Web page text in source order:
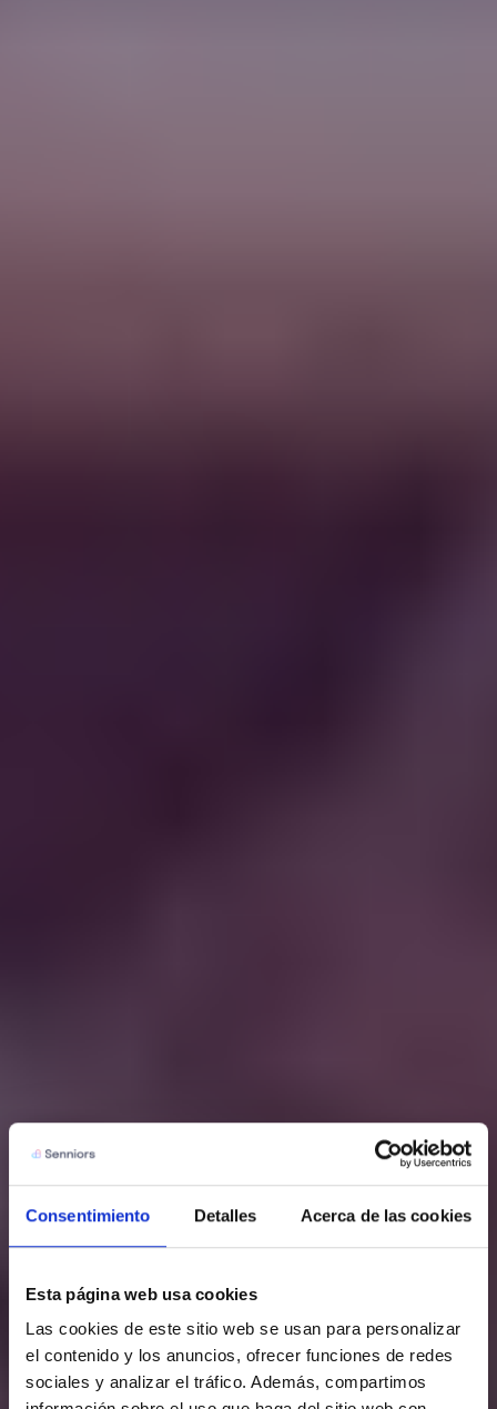
Consentimiento Detalles Acerca de las cookies
Esta página web usa cookies
Las cookies de este sitio web se usan para personalizar
el contenido y los anuncios, ofrecer funciones de redes
sociales y analizar el tráfico. Además, compartimos